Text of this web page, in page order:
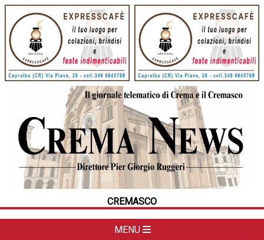
CREMASCO
MENU
HOME
CRONACA
POLITICA
LA FOTO
DAL TERRITORIO